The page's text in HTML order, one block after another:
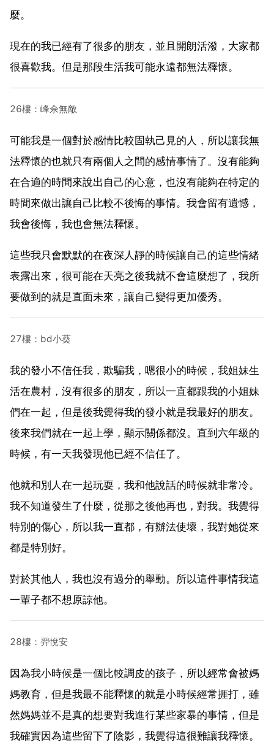
麼。
現在的我已經有了很多的朋友，並且開朗活潑，大家都
很喜歡我。但是那段生活我可能永遠都無法釋懷。
26樓：峰佘無敵
可能我是一個對於感情比較固執己見的人，所以讓我無
法釋懷的也就只有兩個人之間的感情事情了。沒有能夠
在合適的時間來說出自己的心意，也沒有能夠在特定的
時間來做出讓自己比較不後悔的事情。我會留有遺憾，
我會後悔，我也會無法釋懷。
這些我只會默默的在夜深人靜的時候讓自己的這些情緒
表露出來，很可能在天亮之後我就不會這麼想了，我所
要做到的就是直面未來，讓自己變得更加優秀。
27樓：bd小葵
我的發小不信任我，欺騙我，嗯很小的時候，我姐妹生
活在農村，沒有很多的朋友，所以一直都跟我的小姐妹
們在一起，但是後我覺得我的發小就是我最好的朋友。
後來我們就在一起上學，顯示關係都沒。直到六年級的
時候，有一天我發現他已經不信任了。
他就和別人在一起玩耍，我和他說話的時候就非常冷。
我不知道發生了什麼，從那之後他再也，對我。我覺得
特別的傷心，所以我一直都，有辦法使壞，我對她從來
都是特別好。
對於其他人，我也沒有過分的舉動。所以這件事情我這
一輩子都不想原諒他。
28樓：羿悅安
因為我小時候是一個比較調皮的孩子，所以經常會被媽
媽教育，但是我最不能釋懷的就是小時候經常捱打，雖
然媽媽並不是真的想要對我進行某些家暴的事情，但是
我確實因為這些留下了陰影，我覺得這很難讓我釋懷。